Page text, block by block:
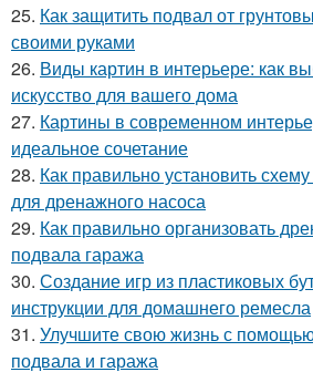
25. Как защитить подвал от
своими руками
26. Виды картин в интерьере: как
искусство для вашего дома
27. Картины в современном
идеальное сочетание
28. Как правильно установить
для дренажного насоса
29. Как правильно организовать
подвала гаража
30. Создание игр из пластиковых
инструкции для домашнего ремесла
31. Улучшите свою жизнь с
подвала и гаража